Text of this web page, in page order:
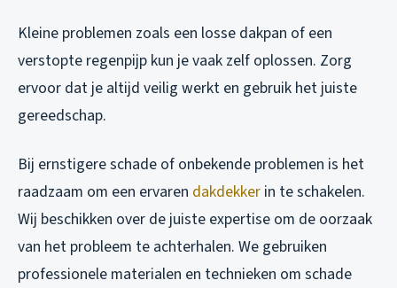
Kleine problemen zoals een losse dakpan of een
verstopte regenpijp kun je vaak zelf oplossen. Zorg
ervoor dat je altijd veilig werkt en gebruik het juiste
gereedschap.
Bij ernstigere schade of onbekende problemen is het
raadzaam om een ervaren dakdekker in te schakelen.
Wij beschikken over de juiste expertise om de oorzaak
van het probleem te achterhalen. We gebruiken
professionele materialen en technieken om schade